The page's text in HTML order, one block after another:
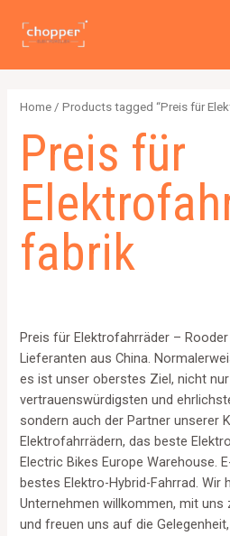
Inhalt
springen
p
r
o
d
u
d
c
t
s
d
u
c
t
s
d
u
c
t
s
d
t
s
r
o
u
c
Home / Products tagged “Preis für
Preis für
fabrik
Preis für Elektrofahrräder –
Lieferanten aus China.
es ist unser oberstes Ziel, nicht
vertrauenswürdigsten und
sondern auch der Partner unserer
Elektrofahrrädern, das beste
Electric Bikes Europe Warehouse.
bestes Elektro-Hybrid-Fahrrad. Wir
Unternehmen willkommen, mit uns
und freuen uns auf die